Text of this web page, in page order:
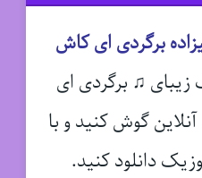
برگردی ای کاش
زیبای ♫ برگردی ای
آنلاین گوش کنید و با
دانلود کنید.